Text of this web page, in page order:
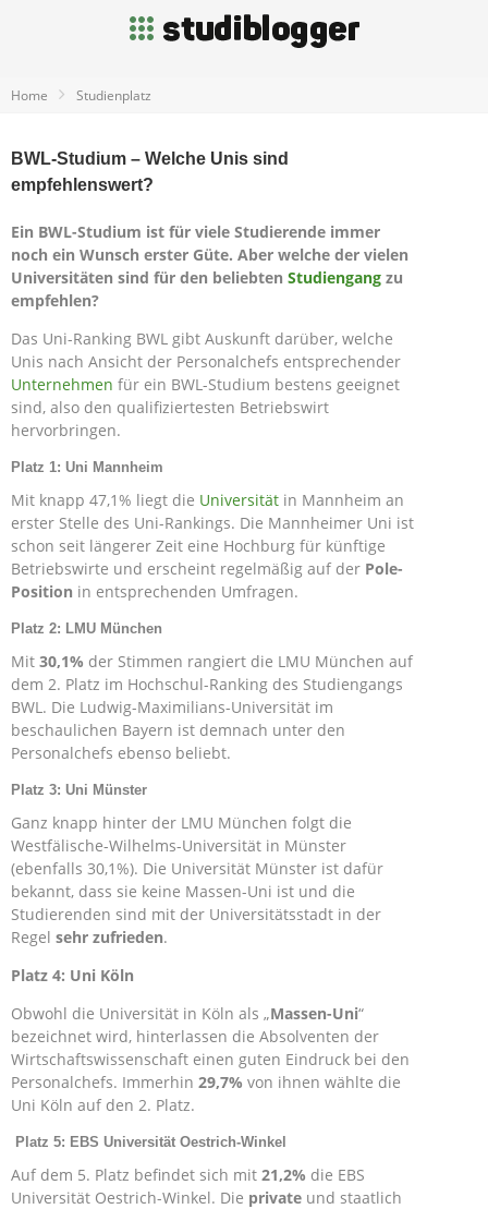
Home Studienplatz
BWL-Studium – Welche Unis sind
empfehlenswert?
Ein BWL-Studium ist für viele Studierende immer
noch ein Wunsch erster Güte. Aber welche der vielen
Universitäten sind für den beliebten Studiengang zu
empfehlen?
Das Uni-Ranking BWL gibt Auskunft darüber, welche
Unis nach Ansicht der Personalchefs entsprechender
Unternehmen für ein BWL-Studium bestens geeignet
sind, also den qualifiziertesten Betriebswirt
hervorbringen.
Platz 1: Uni Mannheim
Mit knapp 47,1% liegt die Universität in Mannheim an
erster Stelle des Uni-Rankings. Die Mannheimer Uni ist
schon seit längerer Zeit eine Hochburg für künftige
Betriebswirte und erscheint regelmäßig auf der Pole-
Position in entsprechenden Umfragen.
Platz 2: LMU München
Mit 30,1% der Stimmen rangiert die LMU München auf
dem 2. Platz im Hochschul-Ranking des Studiengangs
BWL. Die Ludwig-Maximilians-Universität im
beschaulichen Bayern ist demnach unter den
Personalchefs ebenso beliebt.
Platz 3: Uni Münster
Ganz knapp hinter der LMU München folgt die
Westfälische-Wilhelms-Universität in Münster
(ebenfalls 30,1%). Die Universität Münster ist dafür
bekannt, dass sie keine Massen-Uni ist und die
Studierenden sind mit der Universitätsstadt in der
Regel sehr zufrieden.
Platz 4: Uni Köln
Obwohl die Universität in Köln als „Massen-Uni“
bezeichnet wird, hinterlassen die Absolventen der
Wirtschaftswissenschaft einen guten Eindruck bei den
Personalchefs. Immerhin 29,7% von ihnen wählte die
Uni Köln auf den 2. Platz.
Platz 5: EBS Universität Oestrich-Winkel
Auf dem 5. Platz befindet sich mit 21,2% die EBS
Universität Oestrich-Winkel. Die private und staatlich